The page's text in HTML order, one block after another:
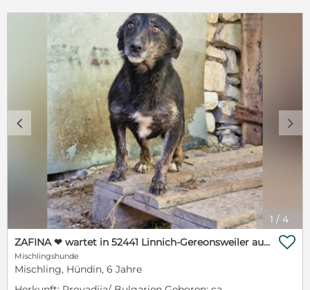
1 / 4
c d
ZAFINA ❤ wartet in 52441 Linnich-Gereonsweiler auf DICH
Mischlingshunde
Mischling, Hündin, 6 Jahre
